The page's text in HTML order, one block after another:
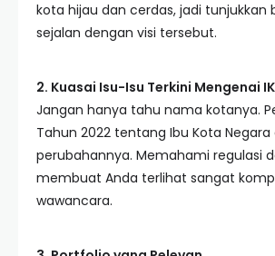
kota hijau dan cerdas, jadi tunjukkan
sejalan dengan visi tersebut.
2. Kuasai Isu-Isu Terkini Mengenai
Jangan hanya tahu nama kotanya.
Tahun 2022 tentang Ibu Kota Negara
perubahannya. Memahami regulasi
membuat Anda terlihat sangat
wawancara.